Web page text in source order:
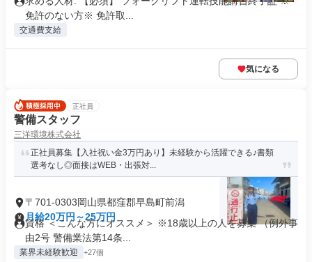
免許のない方※ 免許取...
交通費支給
気になる
正社員
警備スタッフ
三洋環境株式会社
正社員募集【入社祝い金3万円あり】未経験から活躍できる♪書類
選考なし◎面接はWEB・出張対...
〒701-0303岡山県都窪郡早島町前潟
月給20万円～25万円
資格 ＜こんな方にオススメ＞ ※18歳以上の人を募集 （例外事
由2号 警備業法第14条...
業界未経験歓迎 +27個